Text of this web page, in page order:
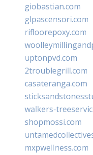
giobastian.com
glpascensori.com
rifloorepoxy.com
uptonpvd.com
2troublegrill.com
casateranga.com
walkers-
shopmossi.com
mxpwellness.com